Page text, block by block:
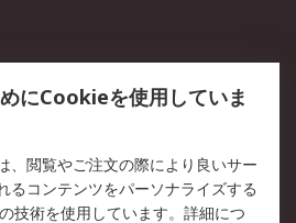
採用情報
にCookieを使用していま
、閲覧やご注文の際により良いサー
るコンテンツをパーソナライズする
技術を使用しています。詳細につ